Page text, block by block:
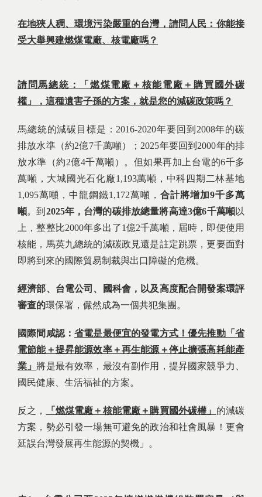
在地狹人稠、環境污染嚴重的台灣，請問人民：你能接
受大舉興建燃煤電廠、核電廠嗎？
請問馬總統：「燃煤電廠＋核能電廠＋購買國外碳
權」，這種遺害子孫的方案，就是您的減碳政策嗎？
馬總統的減碳目標是：2016-2020年要回到2008年的碳
排放水準（約2億7千萬噸）；2025年要回到2000年的排
放水準（約2億4千萬噸）。但如果再加上台電的6千多
萬噸，大城國光石化廠1,193萬噸，中科四期二林基地
1,095萬噸，中龍鋼鐵1,172萬噸， 合計將增加9千多萬
噸。到 2025年，台灣的碳排放總量將高達3億6千萬噸以
上，整整比2000年多出了1億2千萬噸，屆時，即便使用
核能，馬英九總統的減碳政見還是註定跳票，更要面對
即將到來的國際貿易制裁與出口障礙的危機。
經濟部、台電公司、國科會，以及高度配合開發案環評
審查的環保署，儼然成為一個共犯集團。
國際間咸認：省電是最便宜的發電方式！優先推動「省
電節能＋提昇能源效率＋再生能源＋停止擴張高耗能產
業」 將是最有效率，最沒有副作用，提昇國家競爭力、
國民健康、生活福祉的方案。
反之， 「燃煤電廠＋核能電廠＋購買國外碳權」 的減碳
方案，勢必引發一場無可避免的政治和社會風暴！更會
延誤台灣發展再生能源的契機」。